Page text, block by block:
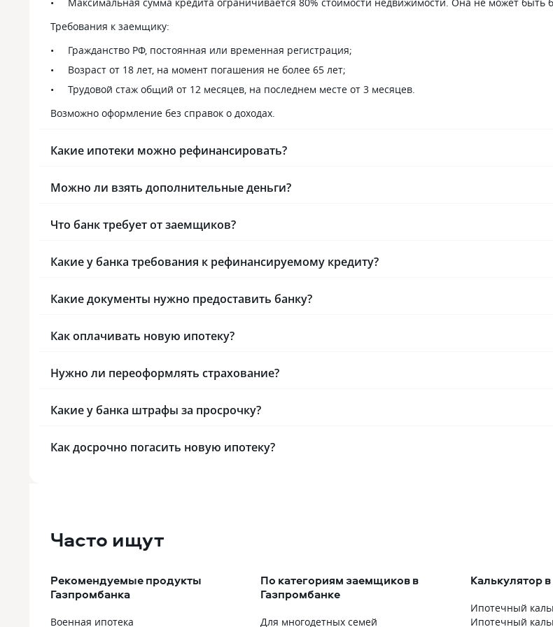
Требования к заемщику:
Гражданство РФ, постоянная или временная регистрация;
Возраст от 18 лет, на момент погашения не более 65 лет;
Трудовой стаж общий от 12 месяцев, на последнем месте от 3 месяцев.
Возможно оформление без справок о доходах.
Какие ипотеки можно рефинансировать?
Можно ли взять дополнительные деньги?
Что банк требует от заемщиков?
Какие у банка требования к рефинансируемому кредиту?
Какие документы нужно предоставить банку?
Как оплачивать новую ипотеку?
Нужно ли переоформлять страхование?
Какие у банка штрафы за просрочку?
Как досрочно погасить новую ипотеку?
Часто ищут
Рекомендуемые продукты
Газпромбанка
Военная ипотека
По категориям заемщиков в
Газпромбанке
Для многодетных семей
Калькулятор
Ипотечный
Ипотечный